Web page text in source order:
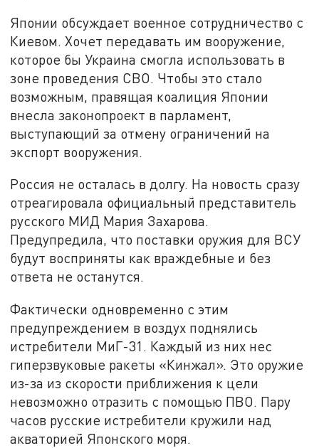
Японии обсуждает военное сотрудничество с
Киевом. Хочет передавать им вооружение,
которое бы Украина смогла использовать в
зоне проведения СВО. Чтобы это стало
возможным, правящая коалиция Японии
внесла законопроект в парламент,
выступающий за отмену ограничений на
экспорт вооружения.
Россия не осталась в долгу. На новость сразу
отреагировала официальный представитель
русского МИД Мария Захарова.
Предупредила, что поставки оружия для ВСУ
будут восприняты как враждебные и без
ответа не останутся.
Фактически одновременно с этим
предупреждением в воздух поднялись
истребители МиГ-31. Каждый из них нес
гиперзвуковые ракеты «Кинжал». Это оружие
из-за из скорости приближения к цели
невозможно отразить с помощью ПВО. Пару
часов русские истребители кружили над
акваторией Японского моря.